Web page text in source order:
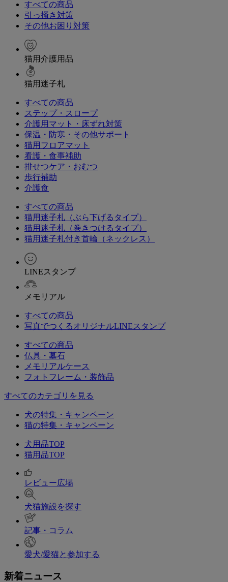
すべての商品
引っ掻き対策
その他お困り対策
猫用介護用品
猫用迷子札
すべての商品
ステップ・スロープ
介護用マット・床ずれ対策
保温・防寒・その他サポート
猫用フロアマット
看護・食事補助
排せつケア・おむつ
歩行補助
介護食
すべての商品
猫用迷子札（ぶら下げるタイプ）
猫用迷子札（巻きつけるタイプ）
猫用迷子札付き首輪（ネックレス）
LINEスタンプ
メモリアル
すべての商品
写真でつくるオリジナルLINEスタンプ
すべての商品
仏具・墓石
メモリアルケース
フォトフレーム・装飾品
すべてのカテゴリを見る
犬の特集・キャンペーン
猫の特集・キャンペーン
犬用品TOP
猫用品TOP
レビュー広場
犬猫施設を探す
記事・コラム
愛犬/愛猫と参加する
新着ニュース